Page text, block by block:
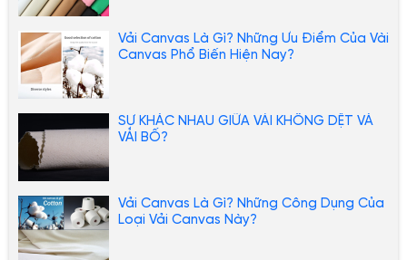
Vải Canvas Là Gì? Những Ưu Điểm Của Vài
Canvas Phổ Biến Hiện Nay?
SỰ KHÁC NHAU GIỮA VẢI KHÔNG DỆT VÀ
VẢI BỐ?
Vải Canvas Là Gì? Những Công Dụng Của
Loại Vải Canvas Này?